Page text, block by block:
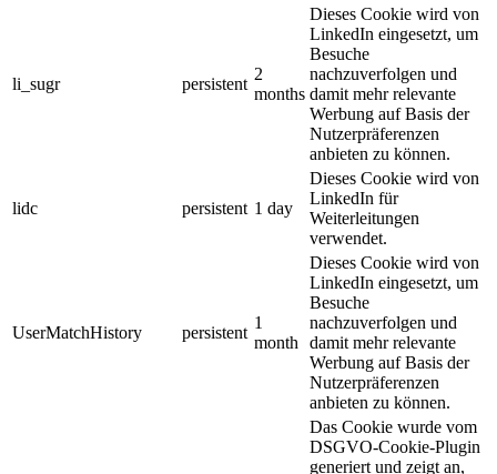
li_sugr persistent
2
months
Dieses Cookie wird von
LinkedIn eingesetzt, um
Besuche
nachzuverfolgen und
damit mehr relevante
Werbung auf Basis der
Nutzerpräferenzen
anbieten zu können.
lidc persistent 1 day
Dieses Cookie wird von
LinkedIn für
Weiterleitungen
verwendet.
UserMatchHistory persistent
1
month
Dieses Cookie wird von
LinkedIn eingesetzt, um
Besuche
nachzuverfolgen und
damit mehr relevante
Werbung auf Basis der
Nutzerpräferenzen
anbieten zu können.
Das Cookie wurde vom
DSGVO-Cookie-Plugin
generiert und zeigt an,